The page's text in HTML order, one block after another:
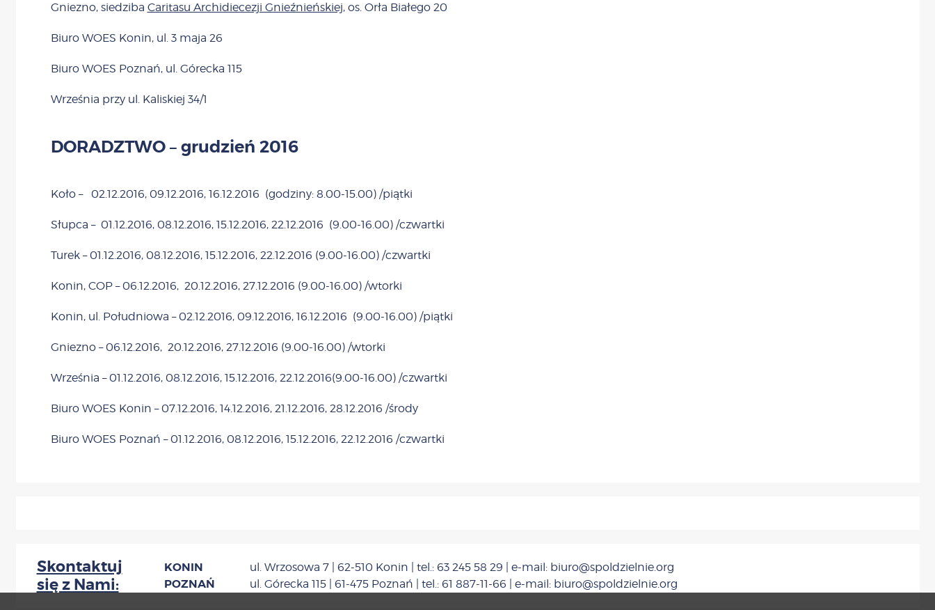
Gniezno, siedziba Caritasu Archidiecezji Gnieźnieńskiej, os. Orła Białego 20
Biuro WOES Konin, ul. 3 maja 26
Biuro WOES Poznań, ul. Górecka 115
Września przy ul. Kaliskiej 34/1
DORADZTWO – grudzień 2016
Koło – 02.12.2016, 09.12.2016, 16.12.2016 (godziny: 8.00-15.00) /piątki
Słupca – 01.12.2016, 08.12.2016, 15.12.2016, 22.12.2016 (9.00-16.00) /czwartki
Turek – 01.12.2016, 08.12.2016, 15.12.2016, 22.12.2016 (9.00-16.00) /czwartki
Konin, COP – 06.12.2016, 20.12.2016, 27.12.2016 (9.00-16.00) /wtorki
Konin, ul. Południowa – 02.12.2016, 09.12.2016, 16.12.2016 (9.00-16.00) /piątki
Gniezno – 06.12.2016, 20.12.2016, 27.12.2016 (9.00-16.00) /wtorki
Września – 01.12.2016, 08.12.2016, 15.12.2016, 22.12.2016(9.00-16.00) /czwartki
Biuro WOES Konin – 07.12.2016, 14.12.2016, 21.12.2016, 28.12.2016 /środy
Biuro WOES Poznań – 01.12.2016, 08.12.2016, 15.12.2016, 22.12.2016 /czwartki
Skontaktuj
się z Nami:
KONIN ul. Wrzosowa 7 | 62-510 Konin | tel.: 63 245 58 29 | e-mail: biuro@spoldzielnie.org
POZNAŃ ul. Górecka 115 | 61-475 Poznań | tel.: 61 887-11-66 | e-mail: biuro@spoldzielnie.org